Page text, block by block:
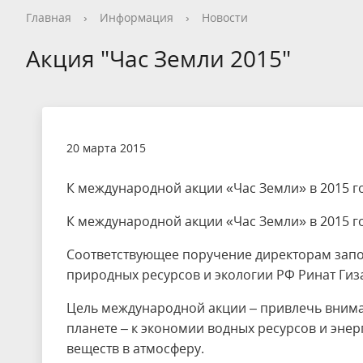
Общая информация
Кадастровые сведения
Опрос посетителей перед
Как добраться
Нерестовый запрет
Ограничение на вылов рыбы
Общая информация
Деятельность
Новости
Конференции
Видеогалерея
Контакты, реквизиты
Общая информация
Интерактивная карта
Общая информация
Волонтерство на ООПТ
Общая информация
Общая информация
Общая информация
Уникальные объекты
Красная книга
Проекты
Общая информация
Гостевой дом
Установка индивидуальной палатки
Главная › Информация › Новости
Акция "Час Земли 2015"
20 марта 2015
К международной акции «Час Земли» в 2015
К международной акции «Час Земли» в 2015
Соответствующее поручение директорам
природных ресурсов и экологии РФ Ринат
Цель международной акции – привлечь
планете – к экономии водных ресурсов и
веществ в атмосферу.